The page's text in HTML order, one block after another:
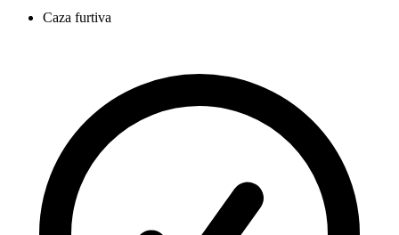
Caza furtiva